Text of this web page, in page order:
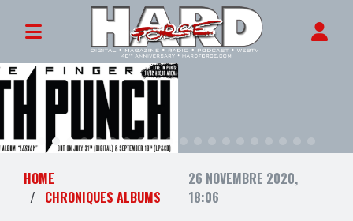
HOME
CHRONIQUES ALBUMS
26 NOVEMBRE 2020,
18:06